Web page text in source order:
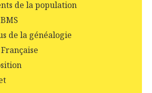
de la population
de la généalogie